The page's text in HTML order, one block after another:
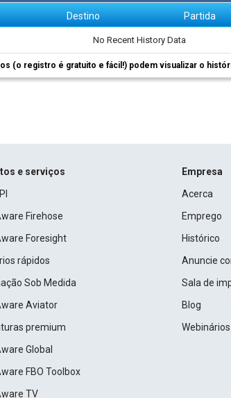
Destino Partida
No Recent History Data
(o registro é gratuito e fácil!) podem visualizar o
e serviços
Firehose
Foresight
rápidos
Sob Medida
Aviator
premium
Global
FBO Toolbox
TV
Empresa
Acerca
Emprego
Histórico
Anuncie
Sala de
Blog
Webinários